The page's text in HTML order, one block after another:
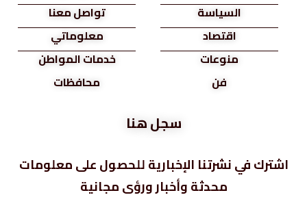
السياسة
اقتصاد
منوعات
فن
تواصل معنا
معلوماتي
خدمات المواطن
محافظات
سجل هنا
اشترك في نشرتنا الإخبارية للحصول على معلومات
محدثة وأخبار ورؤى مجانية